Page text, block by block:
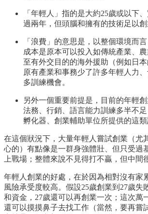
「年輕人」指的是大約25歲或以下
過兩年，但頭腦和擁有的技術足以創
「浪費」的意思是，以整個環境而
成本是原本可以投入如傳統產業、
至有外交目的的海外援助（例如日本
原有產業和事務少了許多年輕人力
多訓練機會。
另外一個重要前提是，目前的年輕創
法務、行銷、語言能力訓練多半不足
孵化器、創業輔助單位所提供的這類
在這個狀況下，大量年輕人嘗試創業（尤
心的）有點像是一群身強體壯、但只受過
上戰場；整體來說不見得打不贏，但中間
年輕人創業的好處，在於因為相對沒有家
風險承受度較高。假設25歲創業到27歲失
和資金，27歲還可以再創業一次；這次萬
還可以摸摸鼻子去找工作（當然，要再嘗